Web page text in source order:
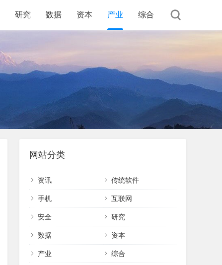
研究 数据 资本 产业 综合
网站分类
资讯 传统软件
手机 互联网
安全 研究
数据 资本
产业 综合